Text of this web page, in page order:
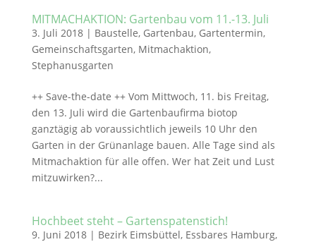
MITMACHAKTION: Gartenbau vom 11.-13. Juli
3. Juli 2018| Baustelle, Gartenbau, Gartentermin,
Gemeinschaftsgarten, Mitmachaktion,
Stephanusgarten
++ Save-the-date ++ Vom Mittwoch, 11. bis Freitag,
den 13. Juli wird die Gartenbaufirma biotop
ganztägig ab voraussichtlich jeweils 10 Uhr den
Garten in der Grünanlage bauen. Alle Tage sind als
Mitmachaktion für alle offen. Wer hat Zeit und Lust
mitzuwirken?...
Hochbeet steht – Gartenspatenstich!
9. Juni 2018| Bezirk Eimsbüttel, Essbares Hamburg,